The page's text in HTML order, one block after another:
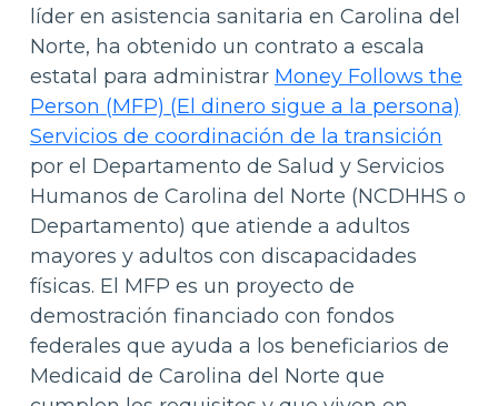
líder en asistencia sanitaria en Carolina del
Norte, ha obtenido un contrato a escala
estatal para administrar Money Follows the
Person (MFP) (El dinero sigue a la persona)
Servicios de coordinación de la transición
por el Departamento de Salud y Servicios
Humanos de Carolina del Norte (NCDHHS o
Departamento) que atiende a adultos
mayores y adultos con discapacidades
físicas. El MFP es un proyecto de
demostración financiado con fondos
federales que ayuda a los beneficiarios de
Medicaid de Carolina del Norte que